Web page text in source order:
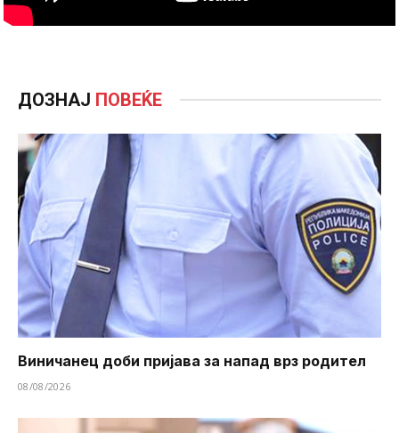
ДОЗНАЈ ПОВЕЌЕ
Виничанец доби пријава за напад врз родител
08/08/2026